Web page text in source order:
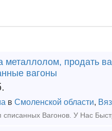
металлолом, продать
вагоны
в Смоленской области,